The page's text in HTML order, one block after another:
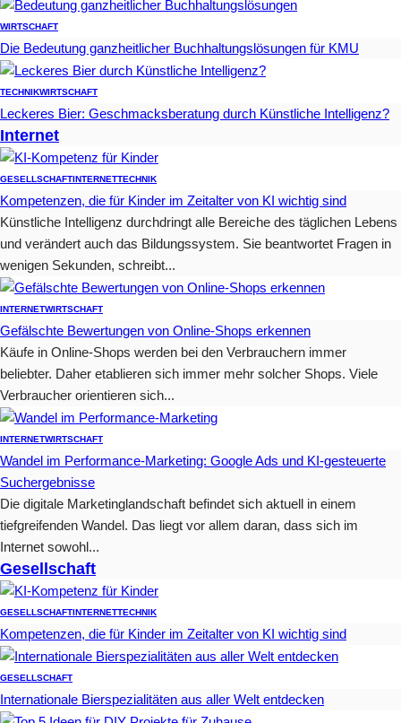
WIRTSCHAFT
Die Bedeutung ganzheitlicher Buchhaltungslösungen für KMU
TECHNIKWIRTSCHAFT
Leckeres Bier: Geschmacksberatung durch Künstliche Intelligenz?
Internet
GESELLSCHAFTINTERNETTECHNIK
Kompetenzen, die für Kinder im Zeitalter von KI wichtig sind
Künstliche Intelligenz durchdringt alle Bereiche des täglichen Lebens
und verändert auch das Bildungssystem. Sie beantwortet Fragen in
wenigen Sekunden, schreibt...
INTERNETWIRTSCHAFT
Gefälschte Bewertungen von Online-Shops erkennen
Käufe in Online-Shops werden bei den Verbrauchern immer
beliebter. Daher etablieren sich immer mehr solcher Shops. Viele
Verbraucher orientieren sich...
INTERNETWIRTSCHAFT
Wandel im Performance-Marketing: Google Ads und KI-gesteuerte
Suchergebnisse
Die digitale Marketinglandschaft befindet sich aktuell in einem
tiefgreifenden Wandel. Das liegt vor allem daran, dass sich im
Internet sowohl...
Gesellschaft
GESELLSCHAFTINTERNETTECHNIK
Kompetenzen, die für Kinder im Zeitalter von KI wichtig sind
GESELLSCHAFT
Internationale Bierspezialitäten aus aller Welt entdecken